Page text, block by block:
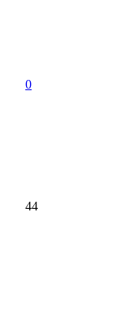
0
44